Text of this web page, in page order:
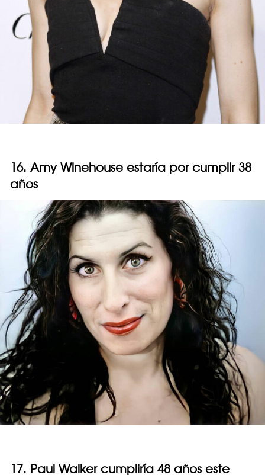
16. Amy Winehouse estaría por cumplir 38
años
17. Paul Walker cumpliría 48 años este